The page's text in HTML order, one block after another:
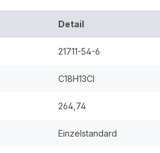
Detail
21711-54-6
C18H13Cl
264,74
Einzelstandard